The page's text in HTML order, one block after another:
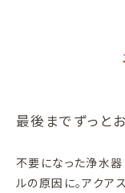
最後までずっと
不要になった浄水
ルの原因に。アクア